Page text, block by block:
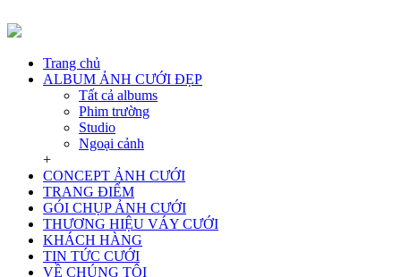
Trang chủ
ALBUM ẢNH CƯỚI ĐẸP
Tất cả albums
Phim trường
Studio
Ngoại cảnh
+
CONCEPT ẢNH CƯỚI
TRANG ĐIỂM
GÓI CHỤP ẢNH CƯỚI
THƯƠNG HIỆU VÁY CƯỚI
KHÁCH HÀNG
TIN TỨC CƯỚI
VỀ CHÚNG TÔI